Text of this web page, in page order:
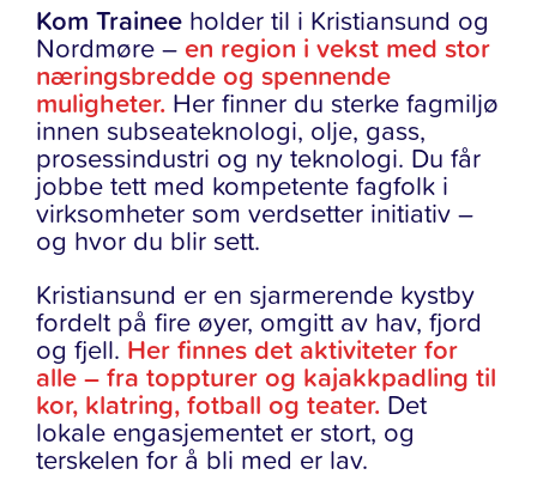
Kom Trainee holder til i Kristiansund og
Nordmøre –en region i vekst med stor
næringsbredde og spennende
muligheter. Her finner du sterke fagmiljø
innen subseateknologi, olje, gass,
prosessindustri og ny teknologi. Du får
jobbe tett med kompetente fagfolk i
virksomheter som verdsetter initiativ –
og hvor du blir sett.
Kristiansund er en sjarmerende kystby
fordelt på fire øyer, omgitt av hav, fjord
og fjell. Her finnes det aktiviteter for
alle – fra toppturer og kajakkpadling til
kor, klatring, fotball og teater. Det
lokale engasjementet er stort, og
terskelen for å bli med er lav.